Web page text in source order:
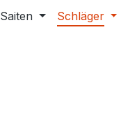
Saiten Schläger